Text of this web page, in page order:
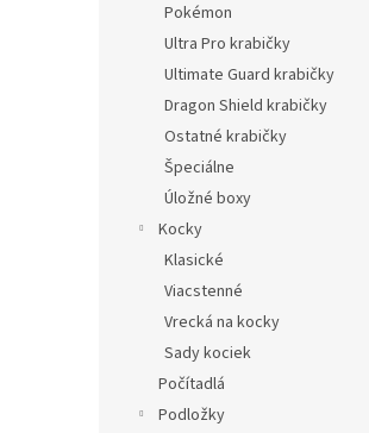
Pokémon
Ultra Pro krabičky
Ultimate Guard krabičky
Dragon Shield krabičky
Ostatné krabičky
Špeciálne
Úložné boxy
Kocky
Klasické
Viacstenné
Vrecká na kocky
Sady kociek
Počítadlá
Podložky